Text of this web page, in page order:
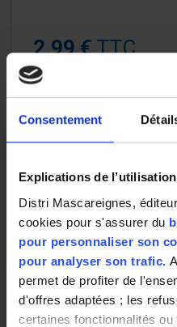
Consentement
Explications de
Distri Mascareignes,
cookies pour s'assurer du
pour personnaliser son
pour analyser son trafic.
permet de profiter de
d'offres adaptées ; les
certaines fonctionnalités
2,99 €TTC
inf € /
Quantité
AJOUTER AU
En savoir plus
Pays d’origine ou du
(description) :